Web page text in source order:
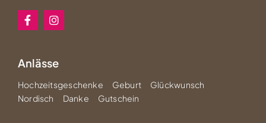
Anlässe
Hochzeitsgeschenke Geburt
Glückwunsch
Nordisch
Danke Gutschein